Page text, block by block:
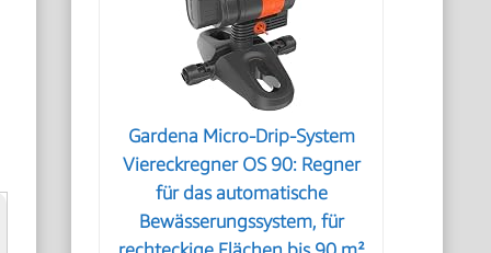
Gardena Micro-Drip-System
Viereckregner OS 90: Regner
für das automatische
Bewässerungssystem, für